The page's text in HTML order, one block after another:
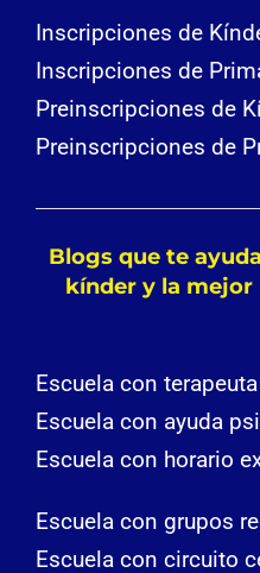
Inscripciones de
Inscripciones de
Preinscripciones de
Preinscripciones de
Blogs que te
kínder y la mejor
Escuela con
Escuela con ayuda
Escuela con horario
Escuela con grupos
Escuela con circuito